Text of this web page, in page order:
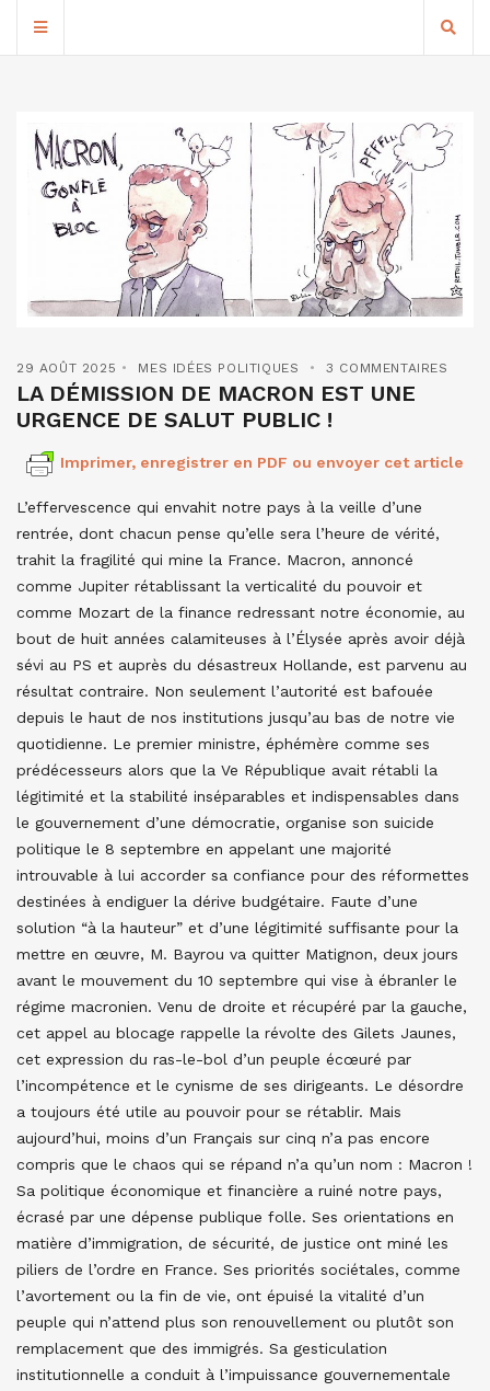
29 AOÛT 2025 MES IDÉES POLITIQUES 3 COMMENTAIRES
LA DÉMISSION DE MACRON EST UNE
URGENCE DE SALUT PUBLIC !
Imprimer, enregistrer en PDF ou envoyer cet article
L’effervescence qui envahit notre pays à la veille d’une
rentrée, dont chacun pense qu’elle sera l’heure de vérité,
trahit la fragilité qui mine la France. Macron, annoncé
comme Jupiter rétablissant la verticalité du pouvoir et
comme Mozart de la finance redressant notre économie, au
bout de huit années calamiteuses à l’Élysée après avoir déjà
sévi au PS et auprès du désastreux Hollande, est parvenu au
résultat contraire. Non seulement l’autorité est bafouée
depuis le haut de nos institutions jusqu’au bas de notre vie
quotidienne. Le premier ministre, éphémère comme ses
prédécesseurs alors que la Ve République avait rétabli la
légitimité et la stabilité inséparables et indispensables dans
le gouvernement d’une démocratie, organise son suicide
politique le 8 septembre en appelant une majorité
introuvable à lui accorder sa confiance pour des réformettes
destinées à endiguer la dérive budgétaire. Faute d’une
solution “à la hauteur” et d’une légitimité suffisante pour la
mettre en œuvre, M. Bayrou va quitter Matignon, deux jours
avant le mouvement du 10 septembre qui vise à ébranler le
régime macronien. Venu de droite et récupéré par la gauche,
cet appel au blocage rappelle la révolte des Gilets Jaunes,
cet expression du ras-le-bol d’un peuple écœuré par
l’incompétence et le cynisme de ses dirigeants. Le désordre
a toujours été utile au pouvoir pour se rétablir. Mais
aujourd’hui, moins d’un Français sur cinq n’a pas encore
compris que le chaos qui se répand n’a qu’un nom : Macron !
Sa politique économique et financière a ruiné notre pays,
écrasé par une dépense publique folle. Ses orientations en
matière d’immigration, de sécurité, de justice ont miné les
piliers de l’ordre en France. Ses priorités sociétales, comme
l’avortement ou la fin de vie, ont épuisé la vitalité d’un
peuple qui n’attend plus son renouvellement ou plutôt son
remplacement que des immigrés. Sa gesticulation
institutionnelle a conduit à l’impuissance gouvernementale